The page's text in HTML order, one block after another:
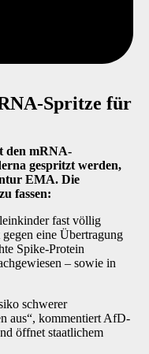
Spritze für
den mRNA-
gespritzt werden,
EMA. Die
fassen:
fast völlig
eine Übertragung
Spike-Protein
– sowie in
schwerer
aus“, kommentiert AfD-
öffnet staatlichem